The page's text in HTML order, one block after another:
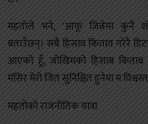
महतोले भने, 'आफू जित्नेमा कुनै
बताउँछन्। सबै हिसाव किताव गरेरै
आएको हुँ, जोखिमको हिसाब
मंसिर मेरो जित सुनिश्चित हुनेमा म
महतोको राजनीतिक यात्रा